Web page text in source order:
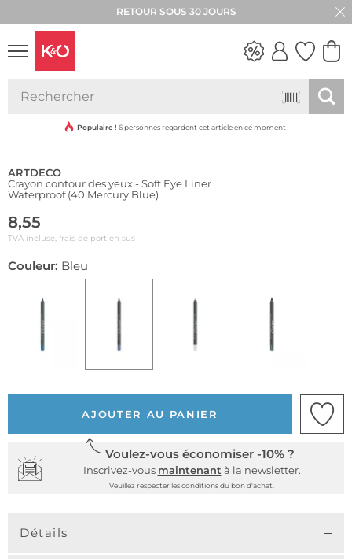
RETOUR SOUS 30 JOURS
VIBES
Résistant à l'eau
Populaire ! 6 personnes regardent cet article en ce moment
ARTDECO
Crayon contour des yeux - Soft Eye Liner
Waterproof (40 Mercury Blue)
8,55
TVA incluse, frais de port en sus
Couleur: Bleu
AJOUTER AU PANIER
Voulez-vous économiser -10% ?
Inscrivez-vous maintenant à la newsletter.
Veuillez respecter les conditions du bon d'achat.
Détails